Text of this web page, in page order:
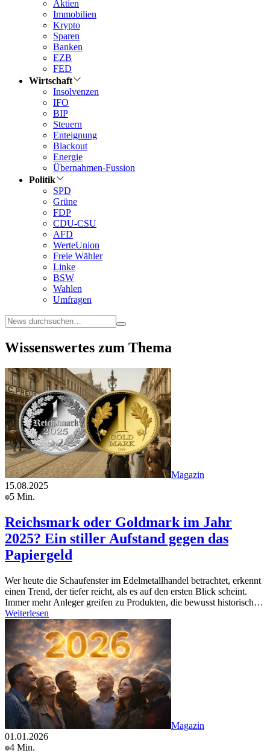
Aktien
Immobilien
Krypto
Sparen
Banken
EZB
FED
Wirtschaft
Insolvenzen
IFO
BIP
Steuern
Enteignung
Blackout
Energie
Übernahmen-Fussion
Politik
SPD
Grüne
FDP
CDU-CSU
AFD
WerteUnion
Freie Wähler
Linke
BSW
Wahlen
Umfragen
Wissenswertes zum Thema
Magazin
15.08.2025
5 Min.
Reichsmark oder Goldmark im Jahr
2025? Ein stiller Aufstand gegen das
Papiergeld
Wer heute die Schaufenster im Edelmetallhandel betrachtet, erkennt
einen Trend, der tiefer reicht, als es auf den ersten Blick scheint.
Immer mehr Anleger greifen zu Produkten, die bewusst historisch…
Weiterlesen
Magazin
01.01.2026
4 Min.